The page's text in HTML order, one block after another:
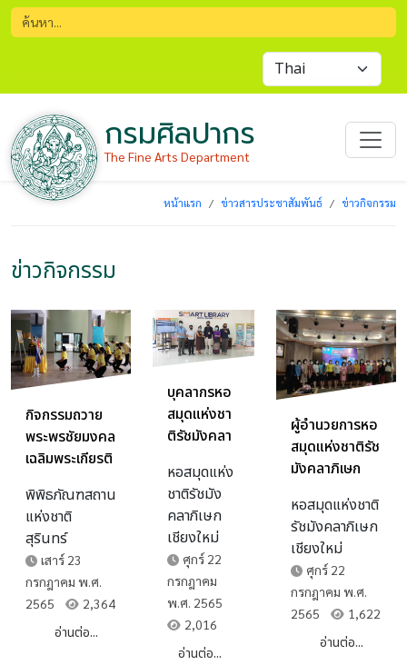
กรมศิลปากร
The Fine Arts Department
หน้าแรก ข่าวสารประชาสัมพันธ์ ข่าวกิจกรรม
ข่าวกิจกรรม
กิจกรรมถวาย
พระพรชัยมงคล
เฉลิมพระเกียรติ
พิพิธภัณฑสถาน
แห่งชาติ
สุรินทร์
เสาร์ 23
กรกฎาคม พ.ศ.
2565
2,364
อ่านต่อ...
บุคลากรหอ
สมุดแห่งชา
ติรัชมังคลา
เชียงใหม่ เข้า
ร่วมรับฟัง
การแนะนำ
การ ใช้งาน
ฐานข้อมูล
Gale
หอสมุดแห่ง
ชาติรัชมัง
คลาภิเษก
เชียงใหม่
ศุกร์ 22
กรกฎาคม
พ.ศ. 2565
2,016
อ่านต่อ...
ผู้อำนวยการหอ
สมุดแห่งชาติรัช
มังคลาภิเษก
บุคลากร เข้า
ร่วมการประชุม
วิชาการ
หอสมุดแห่งชาติ
ประจำปี ๒๕๖๕
หัวข้อ “บทบาท
และการปรับตัว
หอสมุดแห่งชาติ
รัชมังคลาภิเษก
เชียงใหม่
ศุกร์ 22
กรกฎาคม พ.ศ.
2565
1,622
อ่านต่อ...